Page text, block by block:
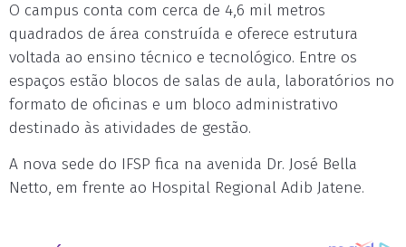
O campus conta com cerca de 4,6 mil metros
quadrados de área construída e oferece estrutura
voltada ao ensino técnico e tecnológico. Entre os
espaços estão blocos de salas de aula, laboratórios no
formato de oficinas e um bloco administrativo
destinado às atividades de gestão.
A nova sede do IFSP fica na avenida Dr. José Bella
Netto, em frente ao Hospital Regional Adib Jatene.